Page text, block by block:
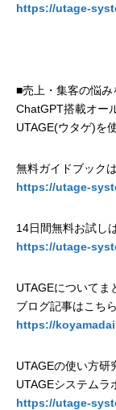
https://utage-
■売上・集客の悩み
ChatGPT搭載オー
UTAGE(ウタゲ)を
無料ガイドブック
https://utage-
14日間無料お試し
https://utage-
UTAGEについてま
ブログ記事はこち
https://
UTAGEの使い方研
UTAGEシステムラ
https://utage-